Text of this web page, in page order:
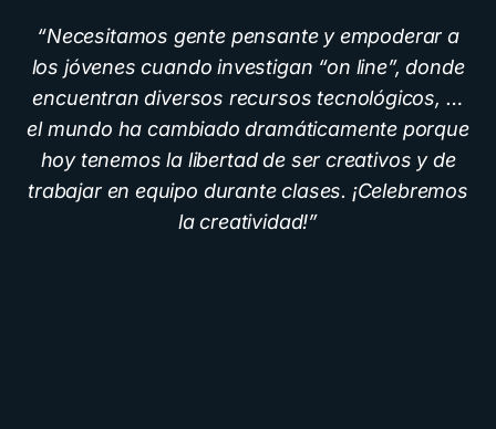
“Necesitamos gente pensante y empoderar a
los jóvenes cuando investigan “on line”, donde
encuentran diversos recursos tecnológicos, …
el mundo ha cambiado dramáticamente porque
hoy tenemos la libertad de ser creativos y de
trabajar en equipo durante clases. ¡Celebremos
la creatividad!”